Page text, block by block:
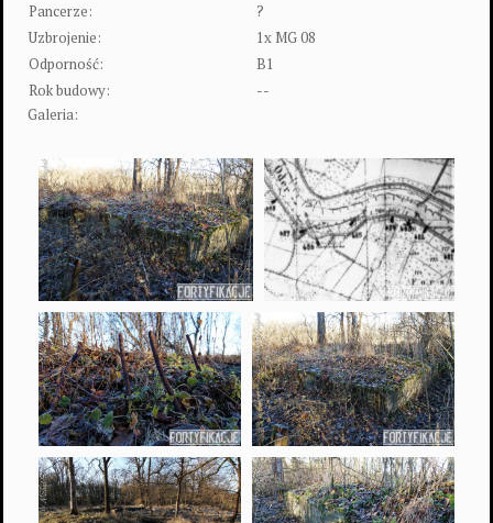
Pancerze:
?
Uzbrojenie:
1x MG 08
Odporność:
B1
Rok budowy:
--
Galeria: